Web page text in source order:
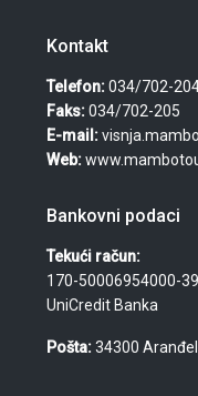
Kontakt
Telefon:034/702-
Faks:034/702-205
E-mail:
Web:
Bankovni podaci
Tekući račun:
170-50006954000-39
UniCredit Banka
Pošta:34300